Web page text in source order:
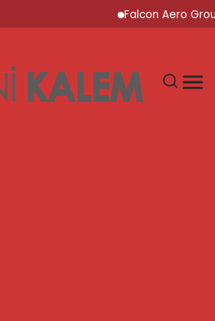
Falcon Aero Group,